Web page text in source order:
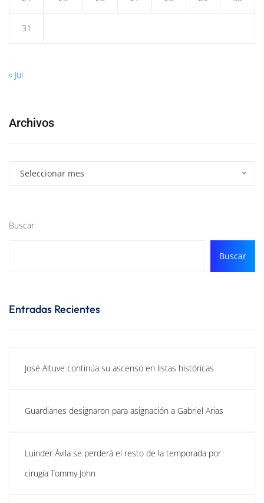
31
« Jul
Archivos
Seleccionar mes
Buscar
Buscar
Entradas Recientes
José Altuve continúa su ascenso en listas históricas
Guardianes designaron para asignación a Gabriel Arias
Luinder Ávila se perderá el resto de la temporada por
cirugía Tommy John